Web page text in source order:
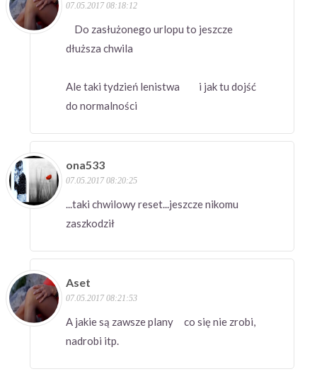
07.05.2017 08:18:12
Do zasłużonego urlopu to jeszcze
dłuższa chwila
Ale taki tydzień lenistwa i jak tu dojść
do normalności
ona533
07.05.2017 08:20:25
...taki chwilowy reset...jeszcze nikomu
zaszkodził
Aset
07.05.2017 08:21:53
A jakie są zawsze plany co się nie zrobi,
nadrobi itp.